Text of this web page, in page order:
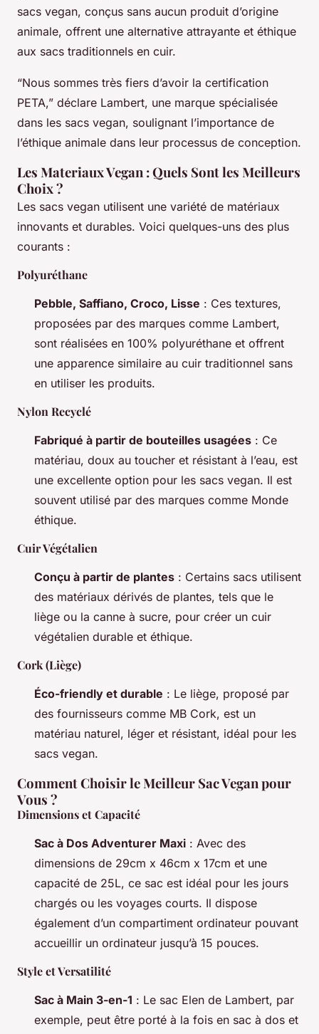
sacs vegan, conçus sans aucun produit d’origine
animale, offrent une alternative attrayante et éthique
aux sacs traditionnels en cuir.
“Nous sommes très fiers d’avoir la certification
PETA,” déclare Lambert, une marque spécialisée
dans les sacs vegan, soulignant l’importance de
l’éthique animale dans leur processus de conception.
Les Materiaux Vegan : Quels Sont les Meilleurs
Choix ?
Les sacs vegan utilisent une variété de matériaux
innovants et durables. Voici quelques-uns des plus
courants :
Polyuréthane
Pebble, Saffiano, Croco, Lisse : Ces textures,
proposées par des marques comme Lambert,
sont réalisées en 100% polyuréthane et offrent
une apparence similaire au cuir traditionnel sans
en utiliser les produits.
Nylon Recyclé
Fabriqué à partir de bouteilles usagées : Ce
matériau, doux au toucher et résistant à l’eau, est
une excellente option pour les sacs vegan. Il est
souvent utilisé par des marques comme Monde
éthique.
Cuir Végétalien
Conçu à partir de plantes : Certains sacs utilisent
des matériaux dérivés de plantes, tels que le
liège ou la canne à sucre, pour créer un cuir
végétalien durable et éthique.
Cork (Liège)
Éco-friendly et durable : Le liège, proposé par
des fournisseurs comme MB Cork, est un
matériau naturel, léger et résistant, idéal pour les
sacs vegan.
Comment Choisir le Meilleur Sac Vegan pour
Vous ?
Dimensions et Capacité
Sac à Dos Adventurer Maxi : Avec des
dimensions de 29cm x 46cm x 17cm et une
capacité de 25L, ce sac est idéal pour les jours
chargés ou les voyages courts. Il dispose
également d’un compartiment ordinateur pouvant
accueillir un ordinateur jusqu’à 15 pouces.
Style et Versatilité
Sac à Main 3-en-1 : Le sac Elen de Lambert, par
exemple, peut être porté à la fois en sac à dos et